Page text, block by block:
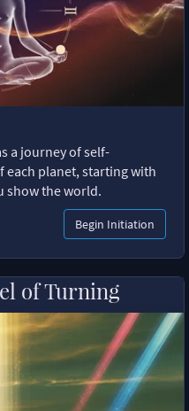
a journey of self-
each planet, starting with
show the world.
Begin Initiation
of Turning